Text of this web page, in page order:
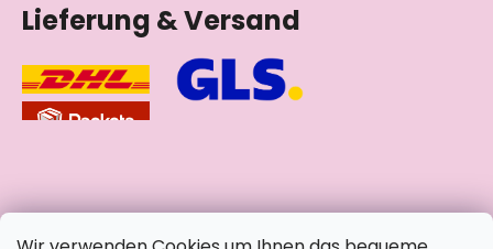
Lieferung & Versand